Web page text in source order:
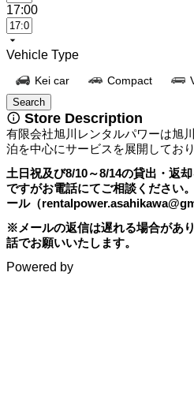
17:00
Vehicle Type
Kei car Compact
Search
Store Description
有限会社旭川レンタルパワーは旭
泊を中心にサービスを展開しており
土日祝及び8/10～8/14の貸出・返
ですがお電話にてご相談ください
ール（
※メールの返信は遅れる場合があ
話でお願いいたします。
Powered by